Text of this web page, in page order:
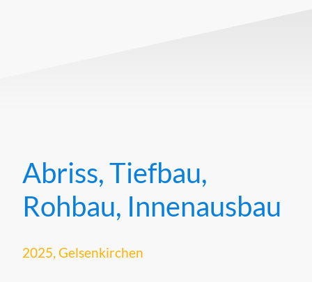
Abriss, Tiefbau,
Rohbau, Innenausbau
2025, Gelsenkirchen